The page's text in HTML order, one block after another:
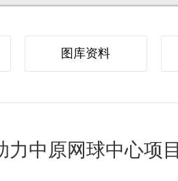
图库资料
中原网球中心项目